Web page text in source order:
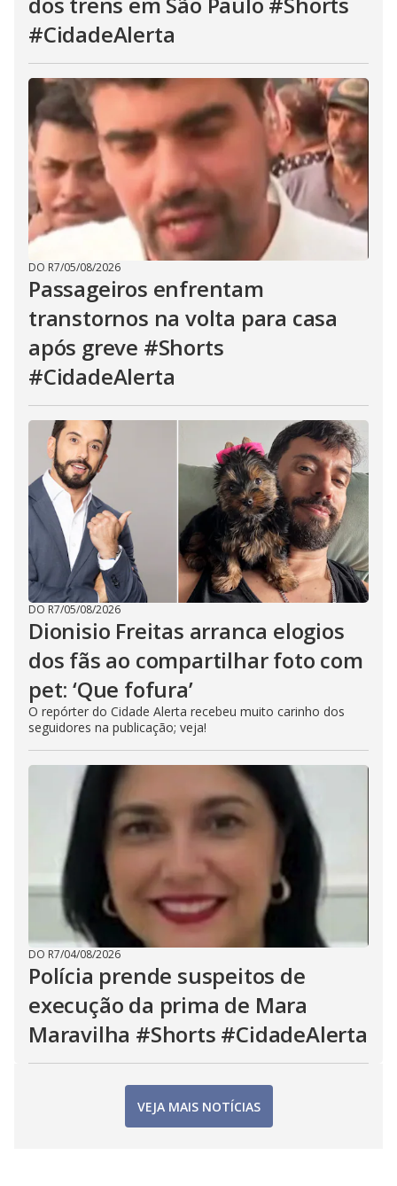
#CidadeAlerta
DO R7/05/08/2026
Passageiros enfrentam
transtornos na volta para casa
após greve #Shorts
#CidadeAlerta
DO R7/05/08/2026
Dionisio Freitas arranca elogios
dos fãs ao compartilhar foto com
pet: ‘Que fofura’
O repórter do Cidade Alerta recebeu muito carinho dos
seguidores na publicação; veja!
DO R7/04/08/2026
Polícia prende suspeitos de
execução da prima de Mara
Maravilha #Shorts #CidadeAlerta
VEJA MAIS NOTÍCIAS